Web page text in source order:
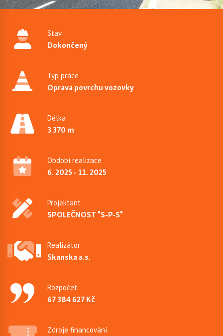
Stav
Dokončený
Typ práce
Oprava povrchu vozovky
Délka
3 370 m
Období realizace
6. 2025 - 11. 2025
Projektant
SPOLEČNOST "S-P-S"
Realizátor
Skanska a.s.
Rozpočet
67 384 627 Kč
Zdroje financování